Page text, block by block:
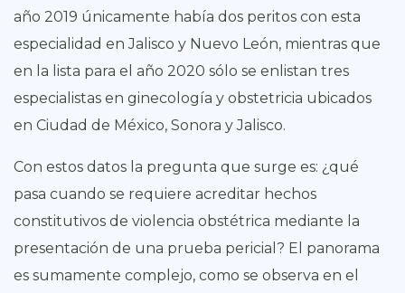
año 2019 únicamente había dos peritos con esta
especialidad en Jalisco y Nuevo León, mientras que
en la lista para el año 2020 sólo se enlistan tres
especialistas en ginecología y obstetricia ubicados
en Ciudad de México, Sonora y Jalisco.
Con estos datos la pregunta que surge es: ¿qué
pasa cuando se requiere acreditar hechos
constitutivos de violencia obstétrica mediante la
presentación de una prueba pericial? El panorama
es sumamente complejo, como se observa en el